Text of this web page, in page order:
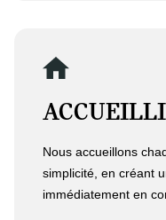
Nous accueillons
simplicité, en créant
immédiatement en